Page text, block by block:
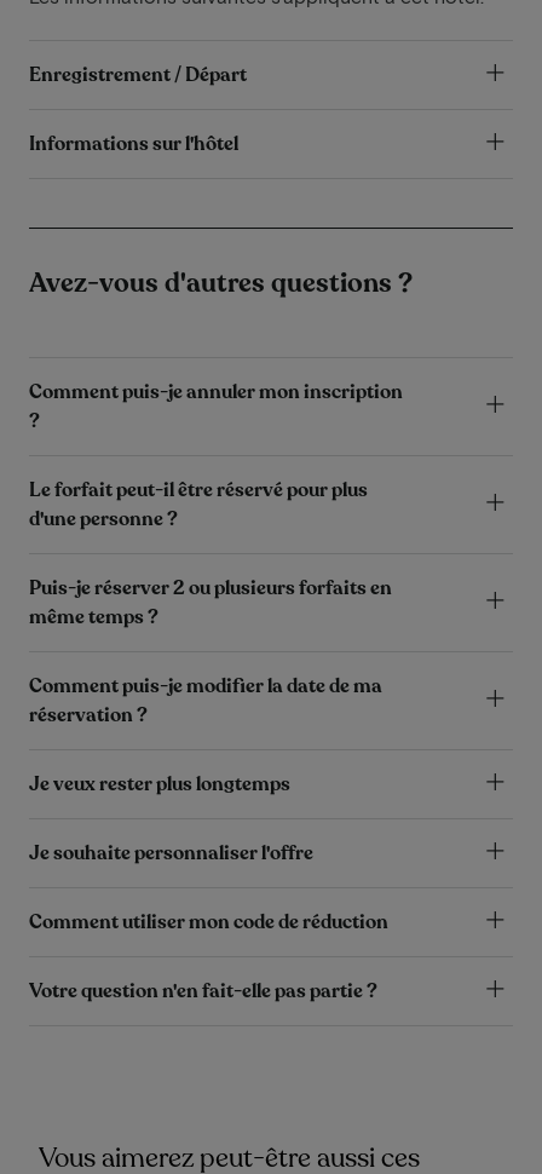
Enregistrement / Départ
Informations sur l'hôtel
Avez-vous d'autres questions ?
Comment puis-je annuler mon inscription
?
Le forfait peut-il être réservé pour plus
d'une personne ?
Puis-je réserver 2 ou plusieurs forfaits en
même temps ?
Comment puis-je modifier la date de ma
réservation ?
Je veux rester plus longtemps
Je souhaite personnaliser l'offre
Comment utiliser mon code de réduction
Votre question n'en fait-elle pas partie ?
Vous aimerez peut-être aussi ces